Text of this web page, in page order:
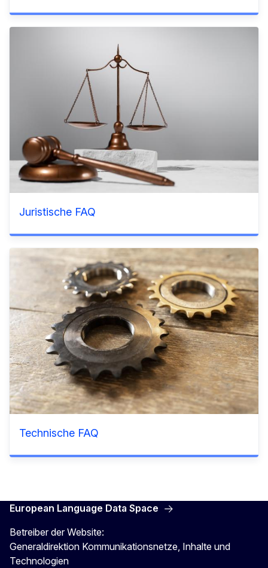
Juristische FAQ
Technische FAQ
European Language Data Space
Betreiber der Website:
Generaldirektion Kommunikationsnetze, Inhalte und
Technologien